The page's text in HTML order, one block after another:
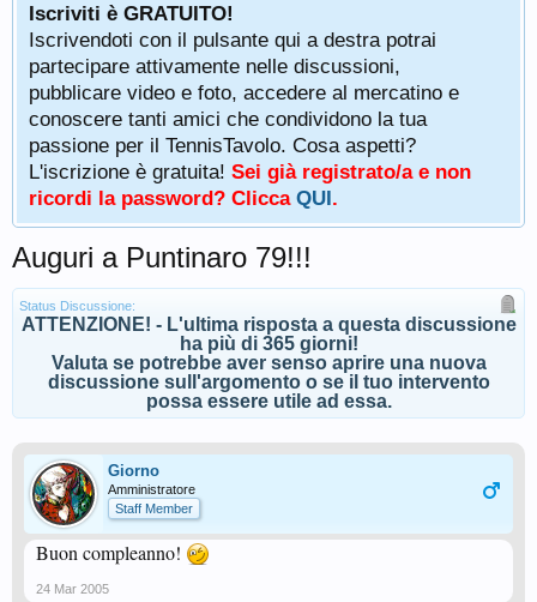
Iscriviti è GRATUITO!
Iscrivendoti con il pulsante qui a destra potrai
partecipare attivamente nelle discussioni,
pubblicare video e foto, accedere al mercatino e
conoscere tanti amici che condividono la tua
passione per il TennisTavolo. Cosa aspetti?
L'iscrizione è gratuita! Sei già registrato/a e non
ricordi la password? Clicca QUI.
Auguri a Puntinaro 79!!!
Status Discussione:
ATTENZIONE! - L'ultima risposta a questa discussione
ha più di 365 giorni!
Valuta se potrebbe aver senso aprire una nuova
discussione sull'argomento o se il tuo intervento
possa essere utile ad essa.
Giorno
Amministratore
Staff Member
Buon compleanno!
24 Mar 2005